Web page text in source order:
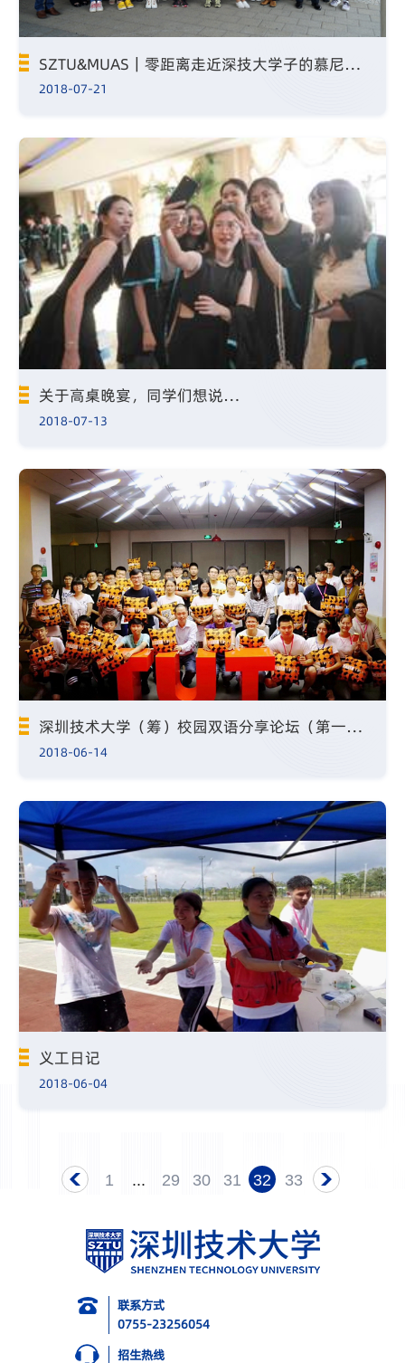
SZTU&MUAS｜零距离走近深技大学子的慕尼黑交换生活
2018-07-21
关于高桌晚宴，同学们想说…
2018-07-13
深圳技术大学（筹）校园双语分享论坛（第一期）成功举办
2018-06-14
义工日记
2018-06-04
1 ... 29 30 31 32 33
联系方式
0755-23256054
招生热线